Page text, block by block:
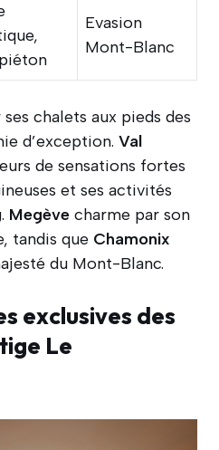
Evasion
Mont-Blanc
chalets aux pieds des
d’exception. Val
de sensations fortes
et ses activités
Megève charme par son
tandis que Chamonix
du Mont-Blanc.
exclusives des
Le